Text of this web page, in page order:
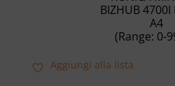
BIZHUB 4700I
A4
(Range: 0-
Aggiungi alla lista